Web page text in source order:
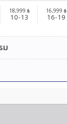
18,999 ฿
10-13
16,999 ฿
16-19
ม